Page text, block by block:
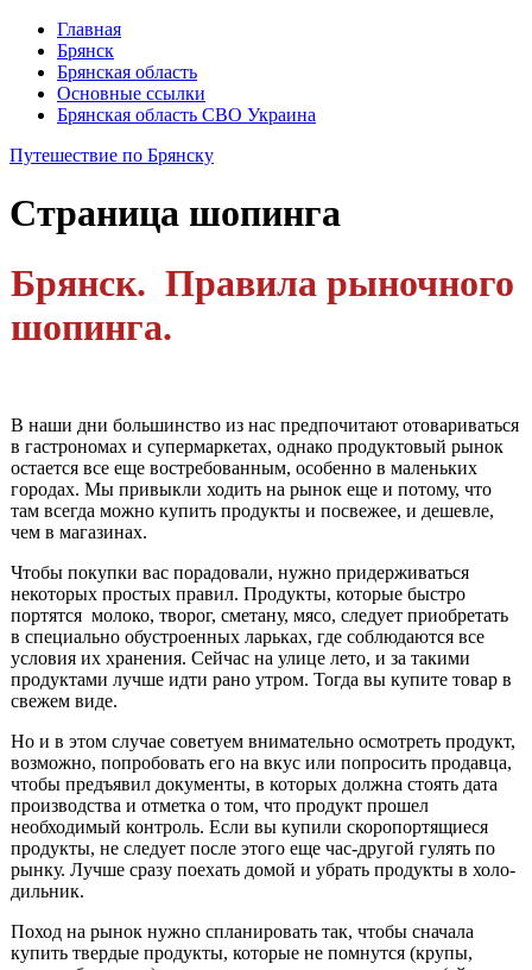
Главная
Брянск
Брянская область
Основные ссылки
Брянская область СВО Украина
Путешествие по Брянску
Страница шопинга
Брянск. Правила рыночного
шопинга.
В наши дни большинство из нас предпочитают ото­вариваться
в гастрономах и супермаркетах, однако продукто­вый рынок
остается все еще востребованным, особенно в маленьких
городах. Мы привыкли ходить на рынок еще и потому, что
там всег­да можно купить продукты и посвежее, и дешевле,
чем в магазинах.
Чтобы покупки вас пора­довали, нужно придержи­ваться
некоторых простых правил. Продукты, которые быстро
портятся мо­локо, творог, сметану, мя­со, следует приобретать
в специально обустроенных ларьках, где соблюдаются все
условия их хранения. Сейчас на улице лето, и за такими
продуктами лучше идти рано утром. Тогда вы купите товар в
свежем виде.
Но и в этом случае со­ветуем внимательно осмо­треть продукт,
возможно, попробовать его на вкус или попросить продавца,
чтобы предъявил докумен­ты, в которых должна сто­ять дата
производства и отметка о том, что про­дукт прошел
необходимый контроль. Если вы купили скоропортящиеся
продукты, не следует после этого еще час-другой гулять по
рынку. Лучше сразу поехать домой и убрать продукты в холо­
дильник.
Поход на рынок нужно спланировать так, чтобы сначала
купить твердые продукты, которые не помнутся (крупы,